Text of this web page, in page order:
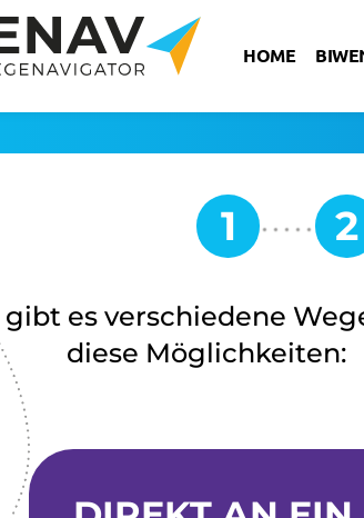
HOME
es verschiedene
diese Möglichkeiten: